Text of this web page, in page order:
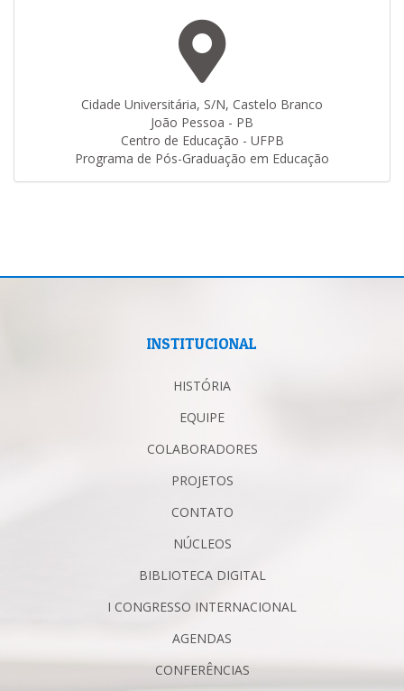
Cidade Universitária, S/N, Castelo Branco
João Pessoa - PB
Centro de Educação - UFPB
Programa de Pós-Graduação em Educação
INSTITUCIONAL
HISTÓRIA
EQUIPE
COLABORADORES
PROJETOS
CONTATO
NÚCLEOS
BIBLIOTECA DIGITAL
I CONGRESSO INTERNACIONAL
AGENDAS
CONFERÊNCIAS